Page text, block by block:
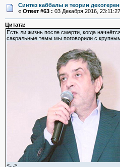
Синтез каббалы и теории
« Ответ #63 : 03 Декабря 2016,
Цитата:
Есть ли жизнь после смерти, когда
сакральные темы мы поговорили c
<...>